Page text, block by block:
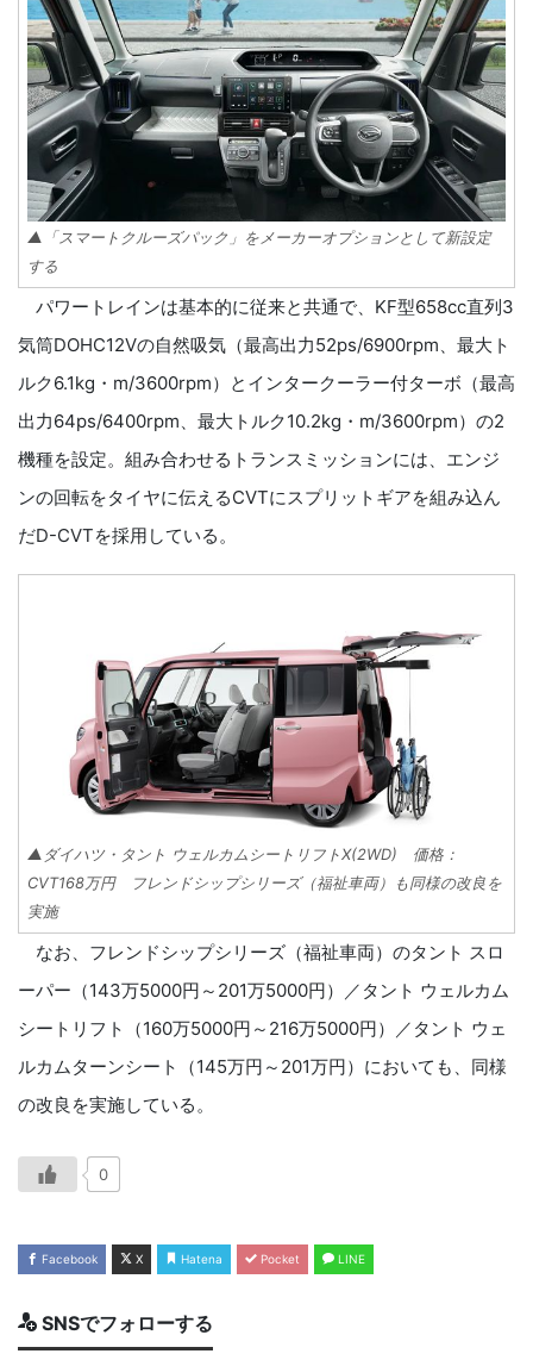
▲「スマートクルーズパック」をメーカーオプションとして新設定
する
パワートレインは基本的に従来と共通で、KF型658cc直列3
気筒DOHC12Vの自然吸気（最高出力52ps/6900rpm、最大ト
ルク6.1kg・m/3600rpm）とインタークーラー付ターボ（最高
出力64ps/6400rpm、最大トルク10.2kg・m/3600rpm）の2
機種を設定。組み合わせるトランスミッションには、エンジ
ンの回転をタイヤに伝えるCVTにスプリットギアを組み込ん
だD-CVTを採用している。
▲ダイハツ・タント ウェルカムシートリフトX(2WD) 価格：
CVT168万円 フレンドシップシリーズ（福祉車両）も同様の改良を
実施
なお、フレンドシップシリーズ（福祉車両）のタント スロ
ーパー（143万5000円～201万5000円）／タント ウェルカム
シートリフト（160万5000円～216万5000円）／タント ウェ
ルカムターンシート（145万円～201万円）においても、同様
の改良を実施している。
0
Facebook X Hatena Pocket LINE
SNSでフォローする